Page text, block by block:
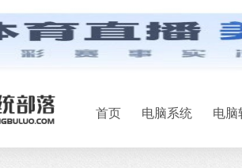
首页 电脑系统 电脑